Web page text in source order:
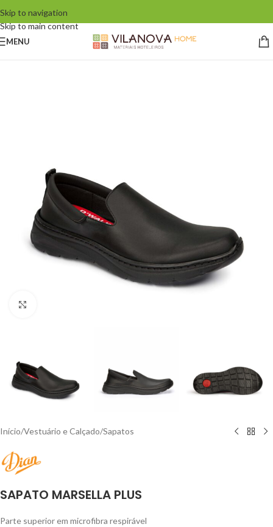
Skip to navigation
Skip to main content
MENU
Início/Vestuário e Calçado/Sapatos
SAPATO MARSELLA PLUS
Parte superior em microfibra respirável